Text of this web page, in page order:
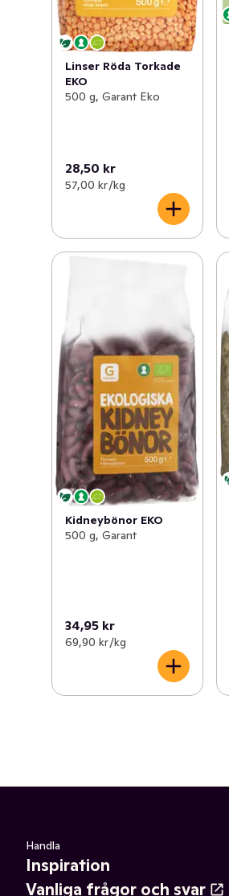
Linser Röda Torkade
EKO
500 g, Garant Eko
28,50 kr
57,00 kr /kg
Kidneybönor EKO
500 g, Garant
34,95 kr
69,90 kr /kg
Handla
Inspiration
Vanliga frågor och svar